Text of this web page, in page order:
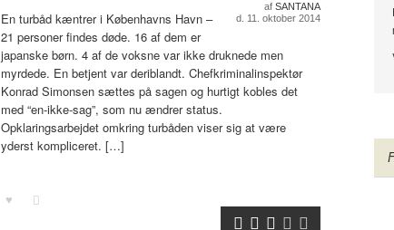
af SANTANA
d. 11. oktober 2014
En turbåd kæntrer i Københavns Havn –
21 personer findes døde. 16 af dem er
japanske børn. 4 af de voksne var ikke druknede men
myrdede. En betjent var deriblandt. Chefkriminalinspektør
Konrad Simonsen sættes på sagen og hurtigt kobles det
med “en-ikke-sag”, som nu ændrer status.
Opklaringsarbejdet omkring turbåden viser sig at være
yderst kompliceret. […]